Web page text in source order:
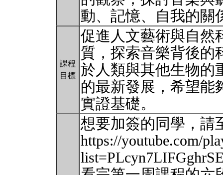
動、記憶、自我的關
課程
目標
促進人文藝術與自然
質，探索音樂背後的
於人類與其他生物的
的最新發展，希望能
實證基礎。
想要加簽的同學，請
https://youtube.com/